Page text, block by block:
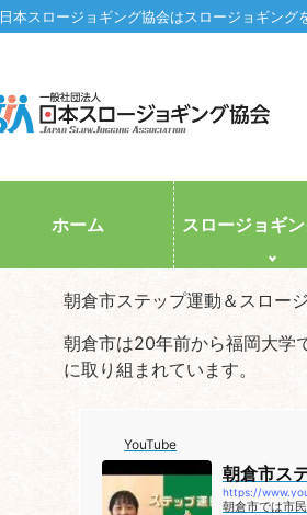
日本スロージョギング協会はスロージョギング
ホーム スロージョギ
朝倉市ステップ運動＆スロー
朝倉市は20年前から福岡大学
に取り組まれています。
YouTube
朝倉市ス
https://
朝倉市では市